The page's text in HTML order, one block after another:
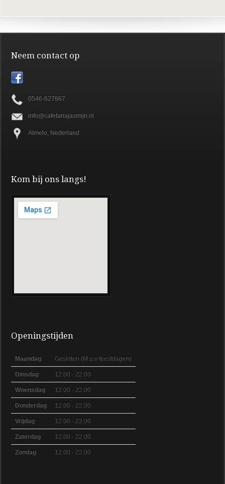
Neem contact op
0546-627867
info@cafetariajasmijn.nl
Almelo, Nederland
Kom bij ons langs!
Openingstijden
Maandag Gesloten (M.u.v feestdagen)
Dinsdag 12.00 - 22.00
Woensdag 12.00 - 22.00
Donderdag 12.00 - 22.00
Vrijdag 12.00 - 22.00
Zaterdag 12.00 - 22.00
Zondag 12.00 - 22.00